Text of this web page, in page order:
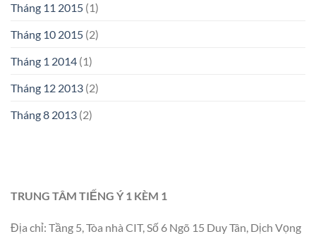
Tháng 11 2015 (1)
Tháng 10 2015 (2)
Tháng 1 2014 (1)
Tháng 12 2013 (2)
Tháng 8 2013 (2)
TRUNG TÂM TIẾNG Ý 1 KÈM 1
Địa chỉ: Tầng 5, Tòa nhà CIT, Số 6 Ngõ 15 Duy Tân, Dịch Vọng